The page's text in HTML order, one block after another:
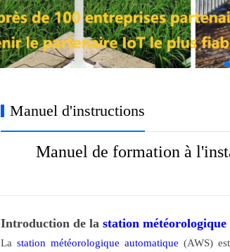
Manuel d'instructions
Manuel de formation à
Introduction de la station
La station météorologique automatique (AWS)